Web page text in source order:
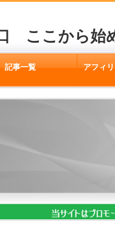
ここから始
記事一覧 アフィ